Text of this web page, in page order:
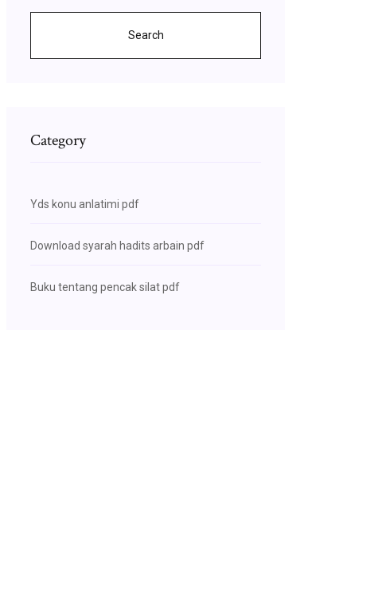
Search
Category
Yds konu anlatimi pdf
Download syarah hadits arbain pdf
Buku tentang pencak silat pdf